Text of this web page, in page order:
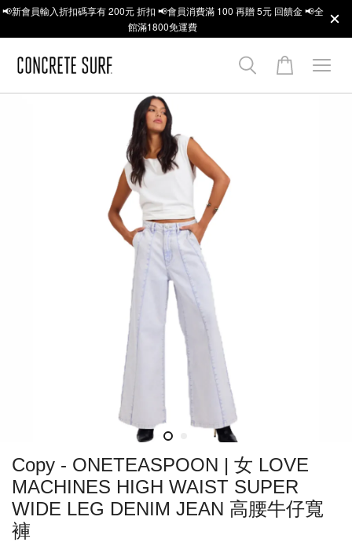
📢新會員輸入折扣碼享有 200元 折扣 📢會員消費滿 100 再贈 5元 回饋金 📢全
館滿1800免運費
Copy - ONETEASPOON | 女 LOVE
MACHINES HIGH WAIST SUPER
WIDE LEG DENIM JEAN 高腰牛仔寬
褲